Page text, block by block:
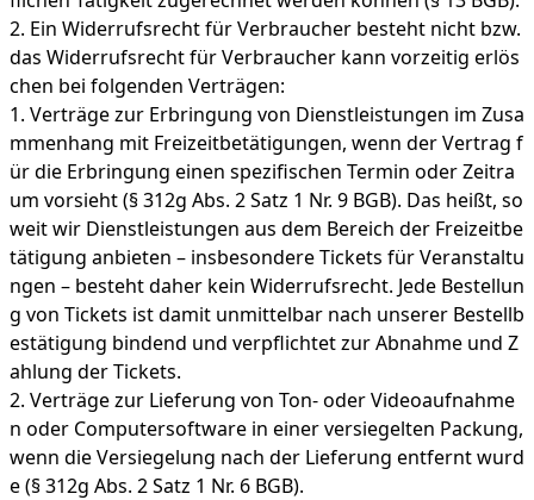
Ein Widerrufsrecht für Verbraucher besteht nicht bzw.
das Widerrufsrecht für Verbraucher kann vorzeitig erlös
chen bei folgenden Verträgen:
Verträge zur Erbringung von Dienstleistungen im Zusa
mmenhang mit Freizeitbetätigungen, wenn der Vertrag f
ür die Erbringung einen spezifischen Termin oder Zeitra
um vorsieht (§ 312g Abs. 2 Satz 1 Nr. 9 BGB). Das heißt, so
weit wir Dienstleistungen aus dem Bereich der Freizeitbe
tätigung anbieten – insbesondere Tickets für Veranstaltu
ngen – besteht daher kein Widerrufsrecht. Jede Bestellun
g von Tickets ist damit unmittelbar nach unserer Bestellb
estätigung bindend und verpflichtet zur Abnahme und Z
ahlung der Tickets.
Verträge zur Lieferung von Ton- oder Videoaufnahme
n oder Computersoftware in einer versiegelten Packung,
wenn die Versiegelung nach der Lieferung entfernt wurd
e (§ 312g Abs. 2 Satz 1 Nr. 6 BGB).